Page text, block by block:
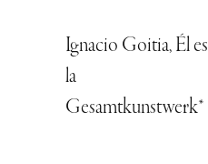
Ignacio Goitia, Él es
la
Gesamtkunstwerk*